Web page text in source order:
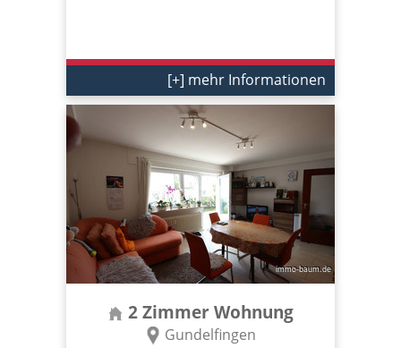
[+] mehr Informationen
2 Zimmer Wohnung
Gundelfingen